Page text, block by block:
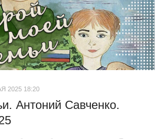
2025 18:20
Антоний Савченко.